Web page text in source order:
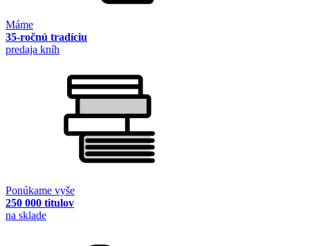
Máme
35-ročnú tradíciu
predaja kníh
Ponúkame vyše
250 000 titulov
na sklade